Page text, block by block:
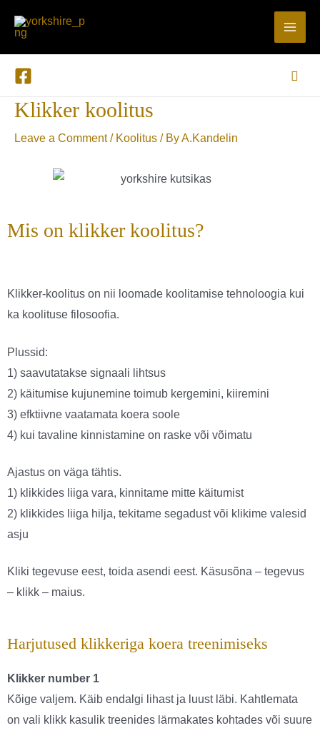
Klikker koolitus
Leave a Comment / Koolitus / ByA.Kandelin
Mis on klikker koolitus?
Klikker-koolitus on nii loomade koolitamise tehnoloogia kui
ka koolituse filosoofia.
Plussid:
1) saavutatakse signaali lihtsus
2) käitumise kujunemine toimub kergemini, kiiremini
3) efktiivne vaatamata koera soole
4) kui tavaline kinnistamine on raske või võimatu
Ajastus on väga tähtis.
1) klikkides liiga vara, kinnitame mitte käitumist
2) klikkides liiga hilja, tekitame segadust või klikime valesid
asju
Kliki tegevuse eest, toida asendi eest. Käsusõna – tegevus
– klikk – maius.
Harjutused klikkeriga koera treenimiseks
Klikker number 1
Kõige valjem. Käib endalgi lihast ja luust läbi. Kahtlemata
on vali klikk kasulik treenides lärmakates kohtades või suure
Post